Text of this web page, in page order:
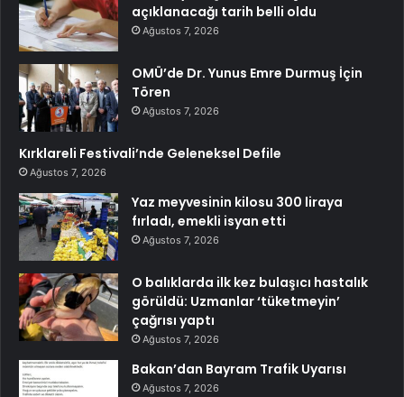
açıklanacağı tarih belli oldu
Ağustos 7, 2026
OMÜ’de Dr. Yunus Emre Durmuş İçin
Tören
Ağustos 7, 2026
Kırklareli Festivali’nde Geleneksel Defile
Ağustos 7, 2026
Yaz meyvesinin kilosu 300 liraya
fırladı, emekli isyan etti
Ağustos 7, 2026
O balıklarda ilk kez bulaşıcı hastalık
görüldü: Uzmanlar ‘tüketmeyin’
çağrısı yaptı
Ağustos 7, 2026
Bakan’dan Bayram Trafik Uyarısı
Ağustos 7, 2026